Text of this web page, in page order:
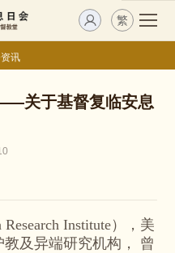
繁
讯
关于基督复临安息
Institute），美
及异端研究机构， 曾